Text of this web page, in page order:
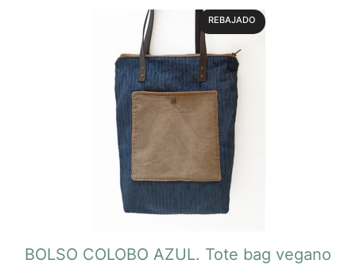
REBAJADO
BOLSO COLOBO AZUL. Tote bag vegano